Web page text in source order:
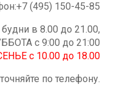
(495) 150-45-85
в 8.00 до 21.00,
с 9:00 до 21:00
с 10.00 до 18.00
по телефону.